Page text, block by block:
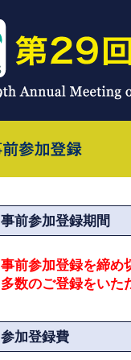
事前参加登録期間
事前参加登録を締め
多数のご登録をいた
参加登録費